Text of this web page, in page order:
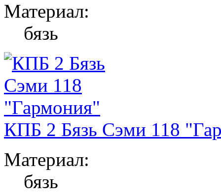
Материал:
бязь
КПБ 2 Бязь Сэми 118
Материал:
бязь